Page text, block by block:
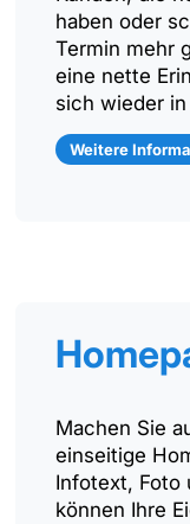
haben oder
Termin mehr
eine nette
sich wieder
Weitere
Machen Sie
einseitige
Infotext, Foto
können Ihre